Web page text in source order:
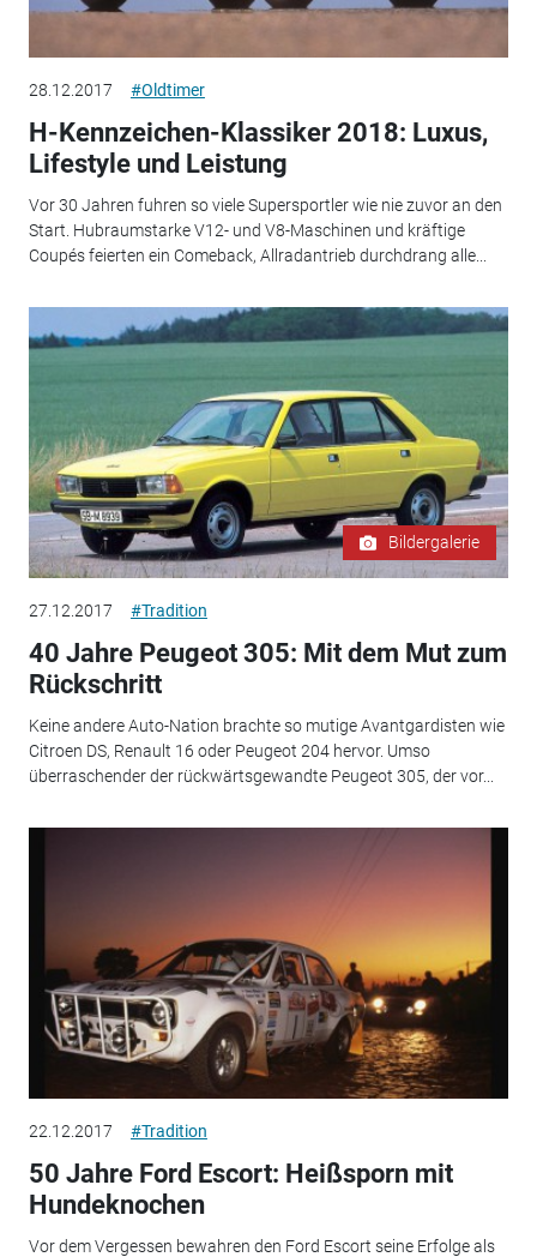
28.12.2017 #Oldtimer
H-Kennzeichen-Klassiker 2018: Luxus,
Lifestyle und Leistung
Vor 30 Jahren fuhren so viele Supersportler wie nie zuvor an den
Start. Hubraumstarke V12- und V8-Maschinen und kräftige
Coupés feierten ein Comeback, Allradantrieb durchdrang alle...
Bildergalerie
27.12.2017 #Tradition
40 Jahre Peugeot 305: Mit dem Mut zum
Rückschritt
Keine andere Auto-Nation brachte so mutige Avantgardisten wie
Citroen DS, Renault 16 oder Peugeot 204 hervor. Umso
überraschender der rückwärtsgewandte Peugeot 305, der vor...
22.12.2017 #Tradition
50 Jahre Ford Escort: Heißsporn mit
Hundeknochen
Vor dem Vergessen bewahren den Ford Escort seine Erfolge als